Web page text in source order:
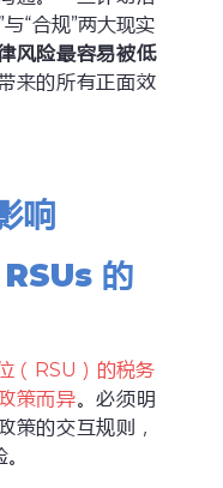
“合规”两大现实
风险最容易被低
来的所有正面效
响
的
（RSU）的税务
策而异。必须明
策的交互规则，